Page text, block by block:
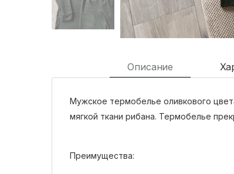
Описание
Мужское термобелье оливкового
мягкой ткани рибана. Термобелье
Преимущества: